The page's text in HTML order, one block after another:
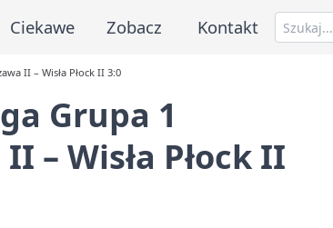
Ciekawe Zobacz Kontakt
II – Wisła Płock II 3:0
Grupa 1
– Wisła Płock II